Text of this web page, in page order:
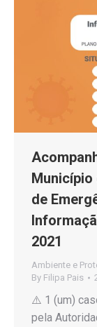
Município
de
2021
Ambiente e
By Filipa Pais
⚠️ 1 (um)
pela